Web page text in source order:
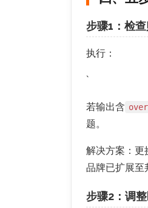
步骤1：检
执行：
`
若输出含
题。
解决方案：更
品牌已扩展至
步骤2：调